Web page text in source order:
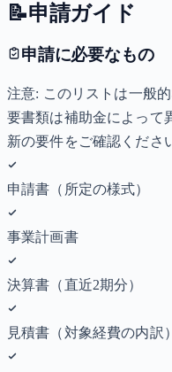
📝申請ガイド
申請に必要なもの
注意: このリストは一般
要書類は補助金によって
新の要件をご確認くださ
申請書（所定の様式）
事業計画書
決算書（直近2期分）
見積書（対象経費の内訳）